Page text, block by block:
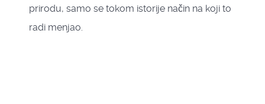
prirodu, samo se tokom istorije način na koji to
radi menjao.